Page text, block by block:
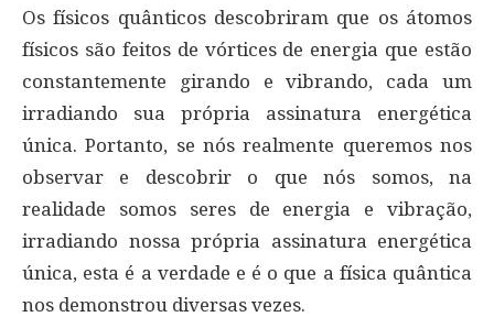
Os físicos quânticos descobriram que os átomos
físicos são feitos de vórtices de energia que estão
constantemente girando e vibrando, cada um
irradiando sua própria assinatura energética
única. Portanto, se nós realmente queremos nos
observar e descobrir o que nós somos, na
realidade somos seres de energia e vibração,
irradiando nossa própria assinatura energética
única, esta é a verdade e é o que a física quântica
nos demonstrou diversas vezes.